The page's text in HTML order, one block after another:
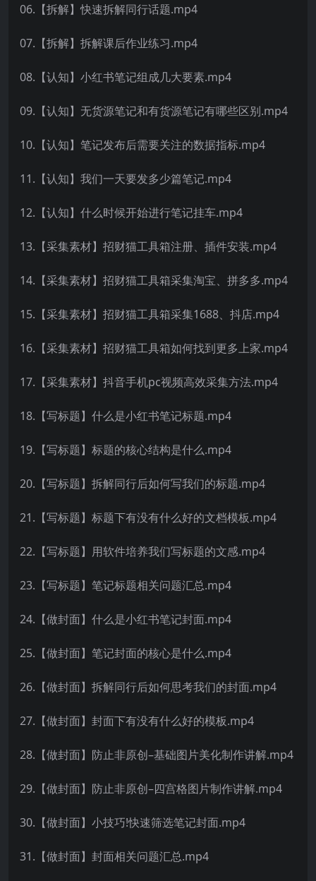
06.【拆解】快速拆解同行话题.mp4
07.【拆解】拆解课后作业练习.mp4
08.【认知】小红书笔记组成几大要素.mp4
09.【认知】无货源笔记和有货源笔记有哪些区别.mp4
10.【认知】笔记发布后需要关注的数据指标.mp4
11.【认知】我们一天要发多少篇笔记.mp4
12.【认知】什么时候开始进行笔记挂车.mp4
13.【采集素材】招财猫工具箱注册、插件安装.mp4
14.【采集素材】招财猫工具箱采集淘宝、拼多多.mp4
15.【采集素材】招财猫工具箱采集1688、抖店.mp4
16.【采集素材】招财猫工具箱如何找到更多上家.mp4
17.【采集素材】抖音手机pc视频高效采集方法.mp4
18.【写标题】什么是小红书笔记标题.mp4
19.【写标题】标题的核心结构是什么.mp4
20.【写标题】拆解同行后如何写我们的标题.mp4
21.【写标题】标题下有没有什么好的文档模板.mp4
22.【写标题】用软件培养我们写标题的文感.mp4
23.【写标题】笔记标题相关问题汇总.mp4
24.【做封面】什么是小红书笔记封面.mp4
25.【做封面】笔记封面的核心是什么.mp4
26.【做封面】拆解同行后如何思考我们的封面.mp4
27.【做封面】封面下有没有什么好的模板.mp4
28.【做封面】防止非原创–基础图片美化制作讲解.mp4
29.【做封面】防止非原创–四宫格图片制作讲解.mp4
30.【做封面】小技巧!快速筛选笔记封面.mp4
31.【做封面】封面相关问题汇总.mp4